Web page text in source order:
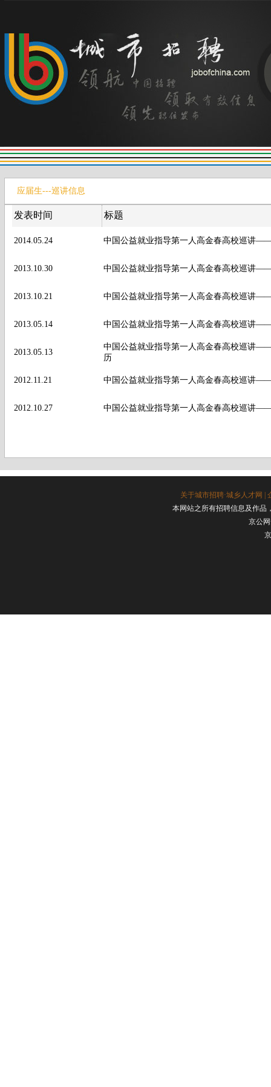
应届生---巡讲信息
发表时间 标题
2014.05.24 中国公益就业指导第一人高金春高校巡讲
2013.10.30 中国公益就业指导第一人高金春高校巡讲
2013.10.21 中国公益就业指导第一人高金春高校巡讲
2013.05.14 中国公益就业指导第一人高金春高校巡讲
2013.05.13
中国公益就业指导第一人高金春高校巡讲
历
2012.11.21 中国公益就业指导第一人高金春高校巡讲
2012.10.27 中国公益就业指导第一人高金春高校巡讲
关于城市招聘·城乡人才网
本网站之所有招聘信息及作品
京公网